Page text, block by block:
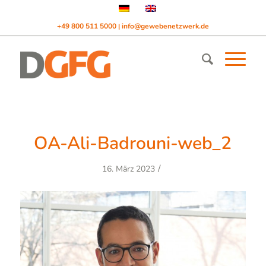
+49 800 511 5000 | info@gewebenetzwerk.de
OA-Ali-Badrouni-web_2
16. März 2023 /